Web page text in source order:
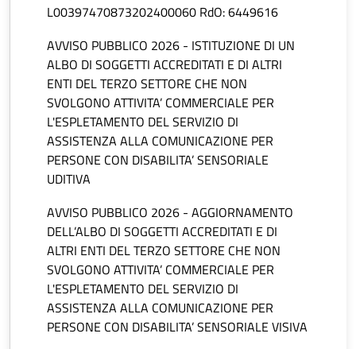
L00397470873202400060 RdO: 6449616
AVVISO PUBBLICO 2026 - ISTITUZIONE DI UN
ALBO DI SOGGETTI ACCREDITATI E DI ALTRI
ENTI DEL TERZO SETTORE CHE NON
SVOLGONO ATTIVITA’ COMMERCIALE PER
L'ESPLETAMENTO DEL SERVIZIO DI
ASSISTENZA ALLA COMUNICAZIONE PER
PERSONE CON DISABILITA’ SENSORIALE
UDITIVA
AVVISO PUBBLICO 2026 - AGGIORNAMENTO
DELL’ALBO DI SOGGETTI ACCREDITATI E DI
ALTRI ENTI DEL TERZO SETTORE CHE NON
SVOLGONO ATTIVITA’ COMMERCIALE PER
L'ESPLETAMENTO DEL SERVIZIO DI
ASSISTENZA ALLA COMUNICAZIONE PER
PERSONE CON DISABILITA’ SENSORIALE VISIVA